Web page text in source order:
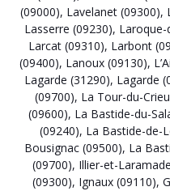
(09000), Lavelanet (09300),
Lasserre (09230), Laroque-
Larcat (09310), Larbont
(09400), Lanoux (09130),
Lagarde (31290), Lagarde
(09700), La Tour-du-
(09600), La Bastide-du-
(09240), La Bastide-de-
Bousignac (09500), La
(09700), Illier-et-
(09300), Ignaux (09110),